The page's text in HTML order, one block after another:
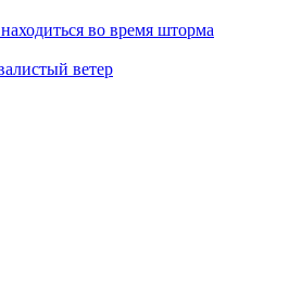
во время шторма
ветер